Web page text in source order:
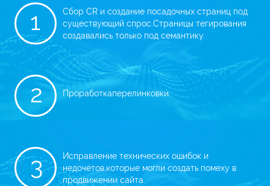
1
Сбор CR и создание посадочных страниц под
существующий спрос.Страницы тегирования
создавались только под семантику.
2 Проработкаперелинковки.
3
Исправление технических ошибок и
недочётов,которые могли создать помеху в
продвижении сайта.